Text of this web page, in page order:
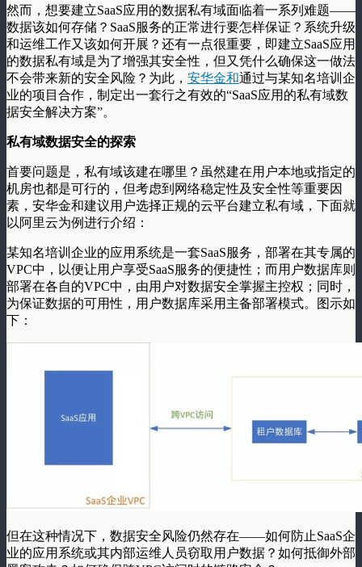
然而，想要建立SaaS应用的数据私有域面临着一系列难题——
数据该如何存储？ SaaS服务的正常进行要怎样保证？系统升级
和运维工作又该如何开展？还有一点很重要，即建立SaaS应用
的数据私有域是为了增强其安全性，但又凭什么确保这一做法
不会带来新的安全风险？为此， 安华金和通过与某知名培训企
业的项目合作，制定出一套行之有效的“SaaS应用的私有域数
据安全解决方案”。
私有域数据安全的探索
首要问题是，私有域该建在哪里？虽然建在用户本地或指定的
机房也都是可行的，但考虑到网络稳定性及安全性等重要因
素，安华金和建议用户选择正规的云平台建立私有域，下面就
以阿里云为例进行介绍：
某知名培训企业的应用系统是一套SaaS服务，部署在其专属的
VPC中，以便让用户享受SaaS服务的便捷性；而用户数据库则
部署在各自的VPC中，由用户对数据安全掌握主控权；同时，
为保证数据的可用性，用户数据库采用主备部署模式。图示如
下：
但在这种情况下，数据安全风险仍然存在——如何防止SaaS企
业的应用系统或其内部运维人员窃取用户数据？如何抵御外部